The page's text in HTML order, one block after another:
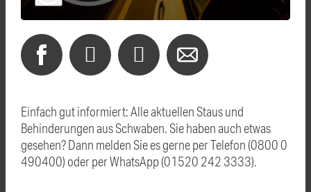
Einfach gut informiert: Alle aktuellen Staus und
Behinderungen aus Schwaben. Sie haben auch etwas
gesehen? Dann melden Sie es gerne per Telefon (0800 0
490400) oder per WhatsApp (01520 242 3333).